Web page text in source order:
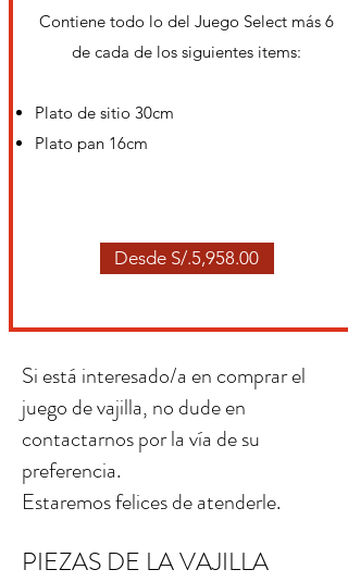
Contiene todo lo del Juego Select más 6
de cada de los siguientes items:
Plato de sitio 30cm
Plato pan 16cm
Desde S/.5,958.00
Si está interesado/a en comprar el
juego de vajilla, no dude en
contactarnos por la vía de su
preferencia.
Estaremos felices de atenderle.
PIEZAS DE LA VAJILLA